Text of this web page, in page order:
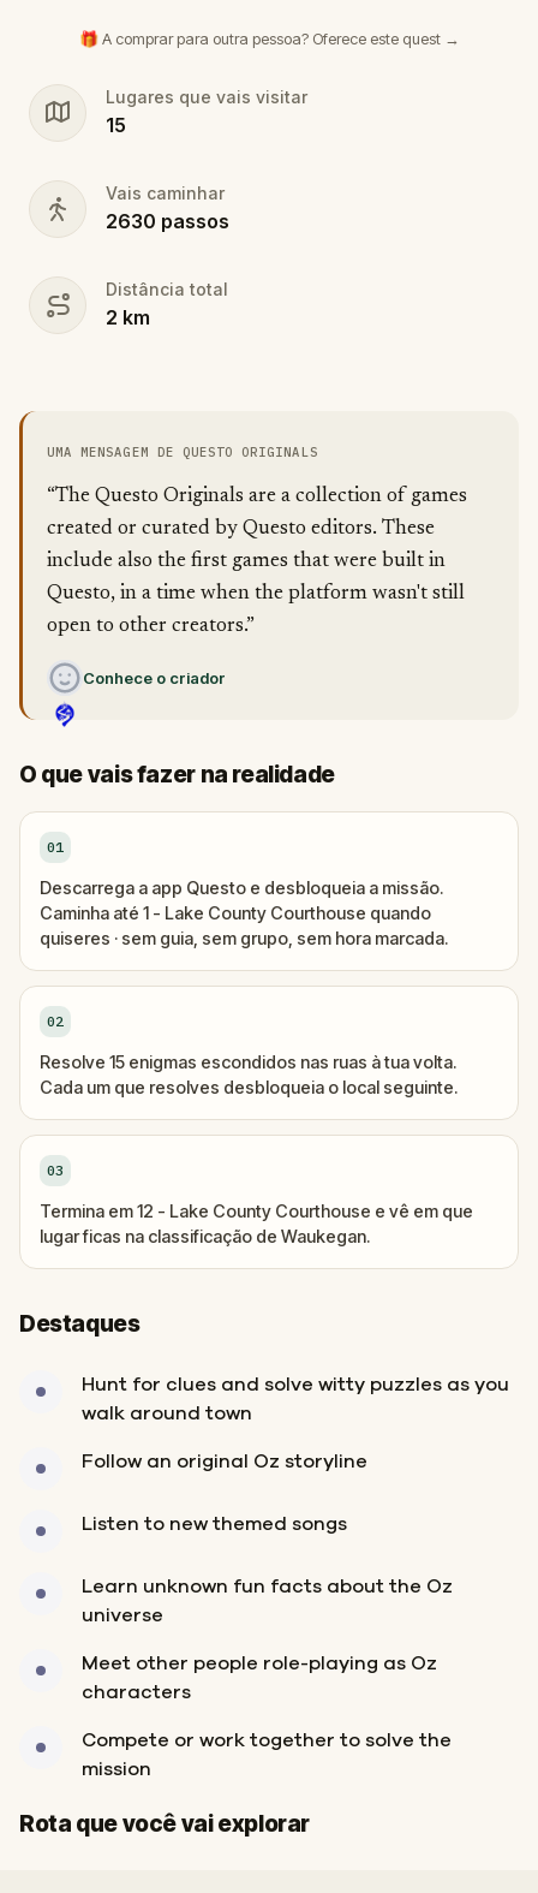
🎁 A comprar para outra pessoa? Oferece este quest →
Lugares que vais visitar
15
Vais caminhar
2630 passos
Distância total
2 km
UMA MENSAGEM DE QUESTO ORIGINALS
“The Questo Originals are a collection of games
created or curated by Questo editors. These
include also the first games that were built in
Questo, in a time when the platform wasn't still
open to other creators.”
Conhece o criador
O que vais fazer na realidade
01
Descarrega a app Questo e desbloqueia a missão.
Caminha até 1 - Lake County Courthouse quando
quiseres · sem guia, sem grupo, sem hora marcada.
02
Resolve 15 enigmas escondidos nas ruas à tua volta.
Cada um que resolves desbloqueia o local seguinte.
03
Termina em 12 - Lake County Courthouse e vê em que
lugar ficas na classificação de Waukegan.
Destaques
Hunt for clues and solve witty puzzles as you
walk around town
Follow an original Oz storyline
Listen to new themed songs
Learn unknown fun facts about the Oz
universe
Meet other people role-playing as Oz
characters
Compete or work together to solve the
mission
Rota que você vai explorar
Início
Fim